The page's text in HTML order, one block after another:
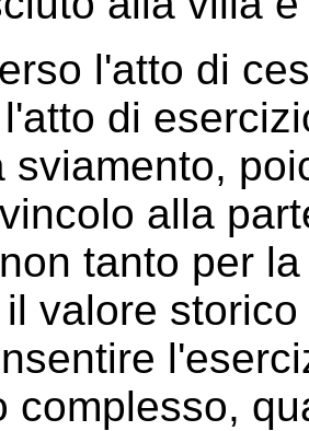
l'atto di
di
sviamento,
alla
tanto per
valore
complesso,